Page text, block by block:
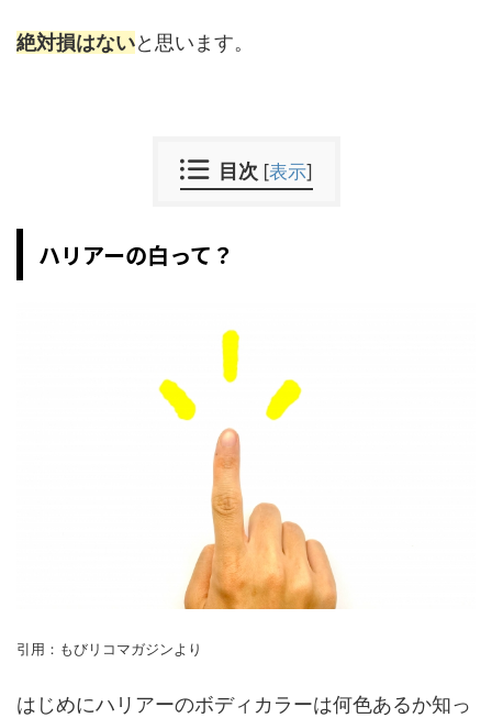
絶対損はないと思います。
目次 [表示]
ハリアーの白って？
引用：もびリコマガジンより
はじめにハリアーのボディカラーは何色あるか知っ